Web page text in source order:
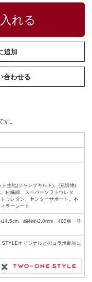
追加
合わせる
。
生地(ジャンプキルト)、(充填物)
化繊綿、スーパーソフトウレタ
ウレタン、センターサポート、不
ラーシート
14.5cm、線径約2.0mm、403個・並
オリジナルとのコラボ商品に